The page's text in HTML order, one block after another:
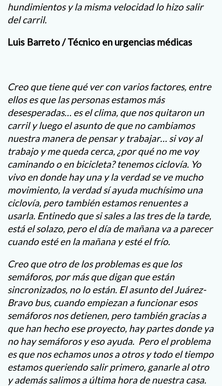
hundimientos y la misma velocidad lo hizo salir
del carril.
Luis Barreto / Técnico en urgencias médicas
Creo que tiene qué ver con varios factores, entre
ellos es que las personas estamos más
desesperadas… es el clima, que nos quitaron un
carril y luego el asunto de que no cambiamos
nuestra manera de pensar y trabajar… si voy al
trabajo y me queda cerca, ¿por qué no me voy
caminando o en bicicleta? tenemos ciclovía. Yo
vivo en donde hay una y la verdad se ve mucho
movimiento, la verdad sí ayuda muchísimo una
ciclovía, pero también estamos renuentes a
usarla. Entinedo que si sales a las tres de la tarde,
está el solazo, pero el día de mañana va a parecer
cuando esté en la mañana y esté el frío.
Creo que otro de los problemas es que los
semáforos, por más que digan que están
sincronizados, no lo están. El asunto del Juárez-
Bravo bus, cuando empiezan a funcionar esos
semáforos nos detienen, pero también gracias a
que han hecho ese proyecto, hay partes donde ya
no hay semáforos y eso ayuda. Pero el problema
es que nos echamos unos a otros y todo el tiempo
estamos queriendo salir primero, ganarle al otro
y además salimos a última hora de nuestra casa.